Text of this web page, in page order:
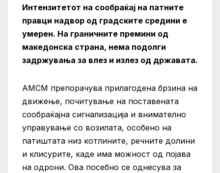
Интензитетот на сообраќај на патните
правци надвор од градските средини е
умерен. На граничните премини од
македонска страна, нема подолги
задржувања за влез и излез од државата.
АМСМ препорачува прилагодена брзина на
движење, почитување на поставената
сообраќајна сигнализација и внимателно
управување со возилата, особено на
патиштата низ котлините, речните долини
и клисурите, каде има можност од појава
на одрони. Ова посебно се однесува за